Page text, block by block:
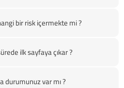
bir risk içermekte mi ?
ilk sayfaya çıkar ?
durumunuz var mı ?